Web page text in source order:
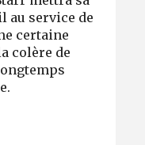
au service de
certaine
colère de